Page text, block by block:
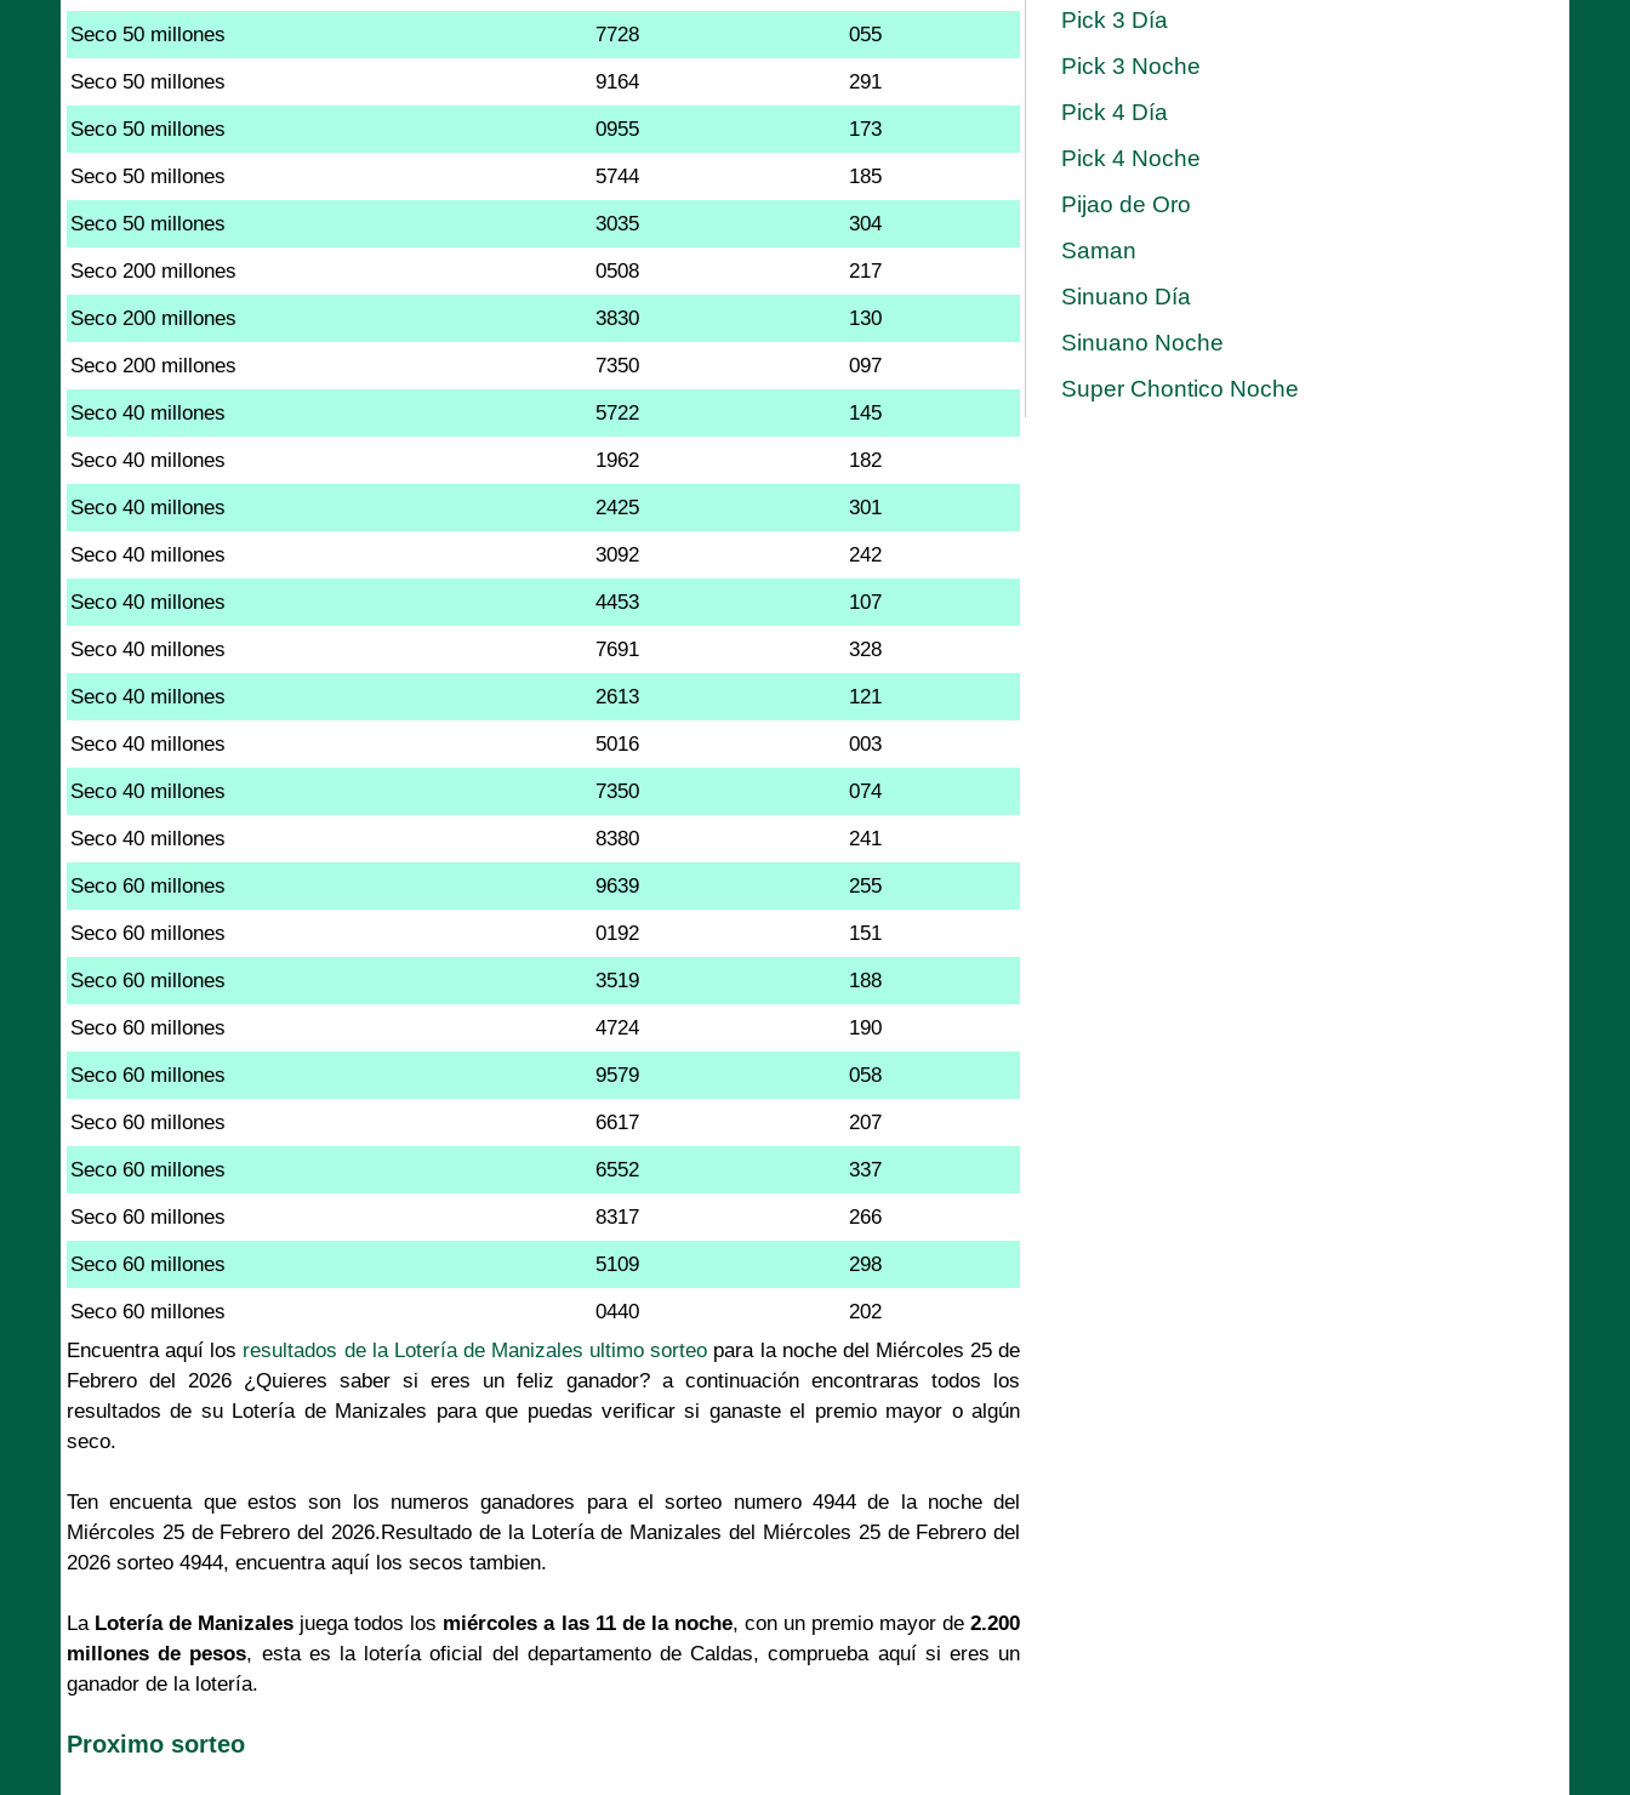
Seco 50 millones 7728 055
Seco 50 millones 9164 291
Seco 50 millones 0955 173
Seco 50 millones 5744 185
Seco 50 millones 3035 304
Seco 200 millones 0508 217
Seco 200 millones 3830 130
Seco 200 millones 7350 097
Seco 40 millones 5722 145
Seco 40 millones 1962 182
Seco 40 millones 2425 301
Seco 40 millones 3092 242
Seco 40 millones 4453 107
Seco 40 millones 7691 328
Seco 40 millones 2613 121
Seco 40 millones 5016 003
Seco 40 millones 7350 074
Seco 40 millones 8380 241
Seco 60 millones 9639 255
Seco 60 millones 0192 151
Seco 60 millones 3519 188
Seco 60 millones 4724 190
Seco 60 millones 9579 058
Seco 60 millones 6617 207
Seco 60 millones 6552 337
Seco 60 millones 8317 266
Seco 60 millones 5109 298
Seco 60 millones 0440
202
Encuentra aquí los resultados de la Lotería de Manizales ultimo sorteo para la noche del Miércoles 25 de
Febrero del 2026 ¿Quieres saber si eres un feliz ganador? a continuación encontraras todos los
resultados de su Lotería de Manizales para que puedas verificar si ganaste el premio mayor o algún
seco.
Ten encuenta que estos son los numeros ganadores para el sorteo numero 4944 de la noche del
Miércoles 25 de Febrero del 2026.Resultado de la Lotería de Manizales del Miércoles 25 de Febrero del
2026 sorteo 4944, encuentra aquí los secos tambien.
La Lotería de Manizales juega todos los miércoles a las 11 de la noche, con un premio mayor de2.200
millones de pesos, esta es la lotería oficial del departamento de Caldas, comprueba aquí si eres un
ganador de la lotería.
Proximo sorteo
Pick 3 Día
Pick 3 Noche
Pick 4 Día
Pick 4 Noche
Pijao de Oro
Saman
Sinuano Día
Sinuano Noche
Super Chontico Noche